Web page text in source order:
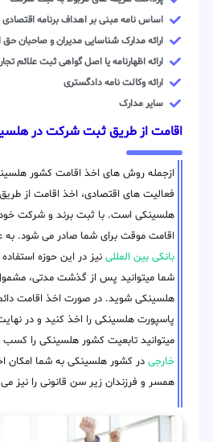
اساس نامه مبنی بر اهداف برنامه اقتصادی
ارائه مدارک شناسایی مدیران و صاحبان
ارائه اظهارنامه یا اصل گواهی ثبت علائم
ارائه وکالت نامه دادگستری
سایر مدارک
اقامت از طریق ثبت شرکت در
ازجمله روش های اخذ اقامت کشور
فعالیت های اقتصادی، اخذ اقامت از طریق
هلسینکی است. با ثبت برند و شرکت
اقامت موقت برای شما صادر می شود. به
بانکی بین المللی نیز در این حوزه
شما میتوانید پس از گذشت مدتی،
هلسینکی شوید. در صورت اخذ اقامت
پاسپورت هلسینکی را اخذ کنید و در
میتوانید تابعیت کشور هلسینکی را
خارجی در کشور هلسینکی به شما امکان
همسر و فرزندان زیر سن قانونی را نیز